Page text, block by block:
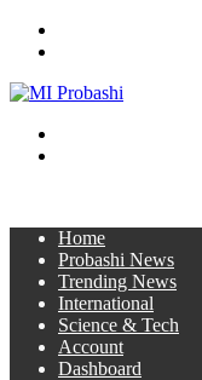
Home
Probashi News
Trending News
International
Science & Tech
Account
Dashboard